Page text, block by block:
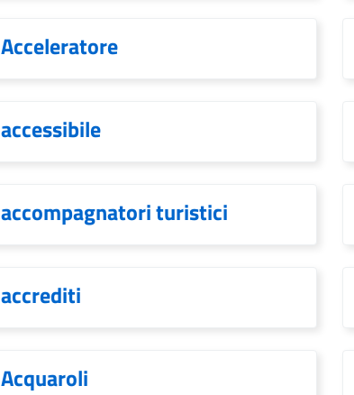
Acceleratore
accessibile
accompagnatori turistici
accrediti
Acquaroli